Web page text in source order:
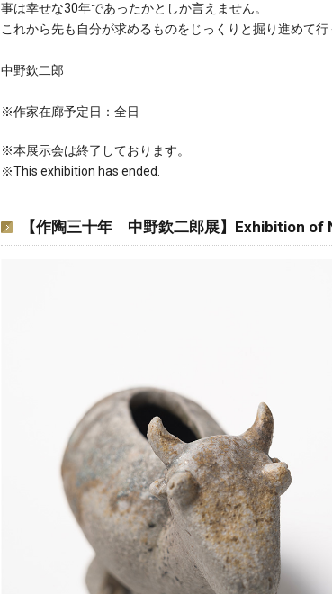
事は幸せな30年であったかとしか言えません。
これから先も自分が求めるものをじっくりと掘り進めて行
中野欽二郎
※作家在廊予定日：全日
※本展示会は終了しております。
※This exhibition has ended.
【作陶三十年 中野欽二郎展】Exhibition of